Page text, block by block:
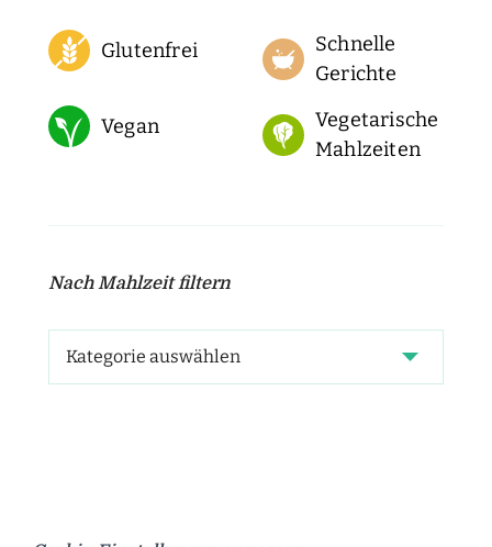
Glutenfrei
Schnelle
Gerichte
Vegan
Vegetarische
Mahlzeiten
Nach Mahlzeit filtern